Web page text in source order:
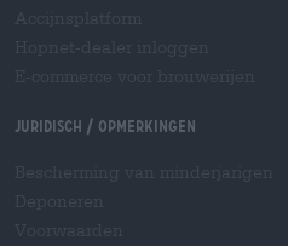
Juridisch / Opmerkingen